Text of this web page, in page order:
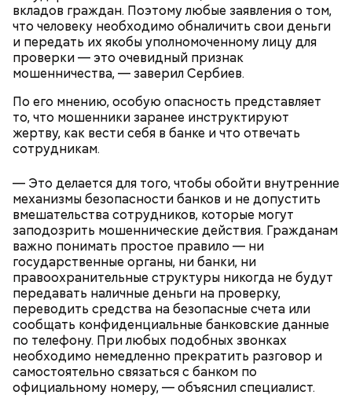
вкладов граждан. Поэтому любые заявления о том,
что человеку необходимо обналичить свои деньги
и передать их якобы уполномоченному лицу для
проверки — это очевидный признак
мошенничества, — заверил Сербиев.
По его мнению, особую опасность представляет
то, что мошенники заранее инструктируют
жертву, как вести себя в банке и что отвечать
сотрудникам.
— Это делается для того, чтобы обойти внутренние
механизмы безопасности банков и не допустить
вмешательства сотрудников, которые могут
заподозрить мошеннические действия. Гражданам
важно понимать простое правило — ни
государственные органы, ни банки, ни
правоохранительные структуры никогда не будут
передавать наличные деньги на проверку,
переводить средства на безопасные счета или
сообщать конфиденциальные банковские данные
по телефону. При любых подобных звонках
необходимо немедленно прекратить разговор и
самостоятельно связаться с банком по
официальному номеру, — объяснил специалист.
Противень ставится в духовку, разогретую до 180–
190 градусов. Спагетти из кабачка нужно запекать
25–30 минут.
Также не нужно есть дыню до корки, потому что
именно там скапливаются нитраты. И важно
тщательно ее мыть, чтобы не отравиться, добавила
собеседница «ВМ».
Как выбрать дыню